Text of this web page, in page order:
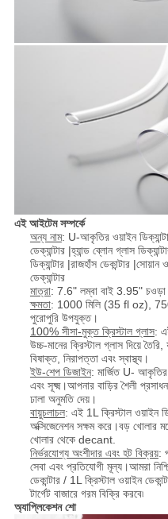
এই আইটেম সম্পর্কে
অন্য নাম: U-আকৃতির ওয়াইন
ডেক্যান্টার |হ্যান্ড ব্লোন গ্লাস
ডিক্যান্টার |রাজহাঁস ডেকান্টার
ডেক্যান্টার
মাত্রা: 7.6" লম্বা বাই 3.95"
ক্ষমতা: 1000 মিলি (35 fl oz),
পুরোপুরি উপযুক্ত।
100% সীসা-মুক্ত ক্রিস্টাল গ্লাস:
উচ্চ-মানের ক্রিস্টাল গ্লাস দিয়ে
বিষাক্ত, নিরাপত্তা এবং স্বাস্থ্য।
ইউ-শেপ ডিজাইন: মার্জিত U-
এবং সূক্ষ্ম।আপনার বাড়ির শৈলী
ঢালা অনুমতি দেয়।
বায়ুচলাচল: এই 1L ক্রিস্টাল ওয়াইন
অক্সিজেনেশন সক্ষম করে।বড় খোলার
খোলার থেকে decant.
নির্ভরযোগ্য অংশীদার এবং হট বিক্রয়:
সেবা এবং প্রতিযোগী মূল্য।আমরা
ডেকান্টার / 1L ক্রিস্টাল ওয়াইন
টার্গেট বাজারে গরম বিক্রি করবে৷
অ্যাপ্লিকেশন শো